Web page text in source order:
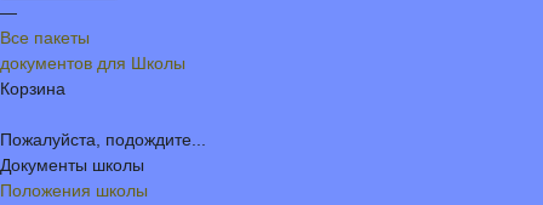
—
Все пакеты
документов для Школы
Корзина
Пожалуйста, подождите...
Документы школы
Положения школы